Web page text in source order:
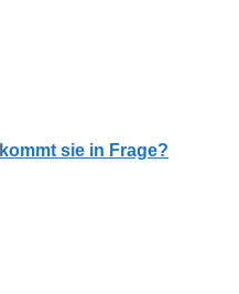
sie in Frage?